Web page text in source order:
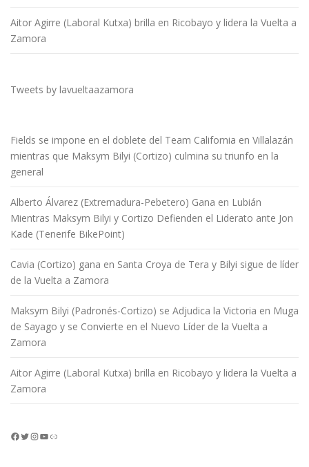
Aitor Agirre (Laboral Kutxa) brilla en Ricobayo y lidera la Vuelta a
Zamora
Tweets by lavueltaazamora
Fields se impone en el doblete del Team California en Villalazán
mientras que Maksym Bilyi (Cortizo) culmina su triunfo en la
general
Alberto Álvarez (Extremadura-Pebetero) Gana en Lubián
Mientras Maksym Bilyi y Cortizo Defienden el Liderato ante Jon
Kade (Tenerife BikePoint)
Cavia (Cortizo) gana en Santa Croya de Tera y Bilyi sigue de líder
de la Vuelta a Zamora
Maksym Bilyi (Padronés-Cortizo) se Adjudica la Victoria en Muga
de Sayago y se Convierte en el Nuevo Líder de la Vuelta a
Zamora
Aitor Agirre (Laboral Kutxa) brilla en Ricobayo y lidera la Vuelta a
Zamora
Facebook Twitter InstagramYouTube Enlace